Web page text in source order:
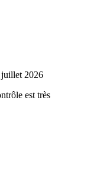
juillet 2026
est très